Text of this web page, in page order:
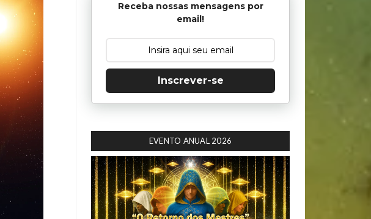
Receba nossas mensagens por
email!
Inscrever-se
EVENTO ANUAL 2026